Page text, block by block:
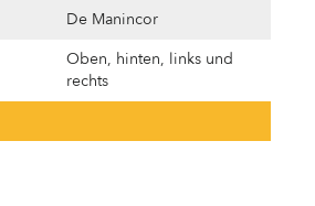
De Manincor
Oben, hinten, links und
rechts